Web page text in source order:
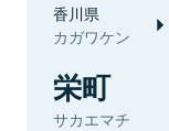
香川県
カガワケン
栄町
サカエマチ